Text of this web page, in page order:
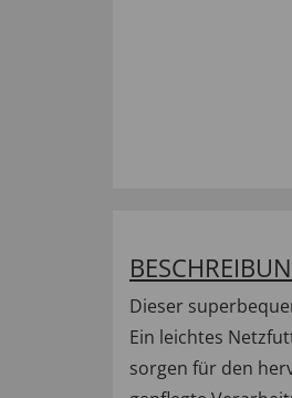
Dieser
Ein leichtes
sorgen für den